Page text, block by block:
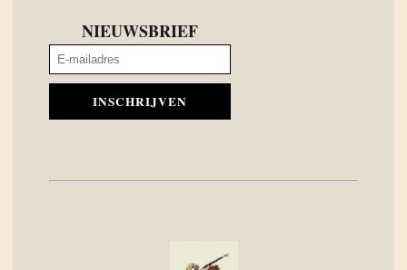
NIEUWSBRIEF
INSCHRIJVEN